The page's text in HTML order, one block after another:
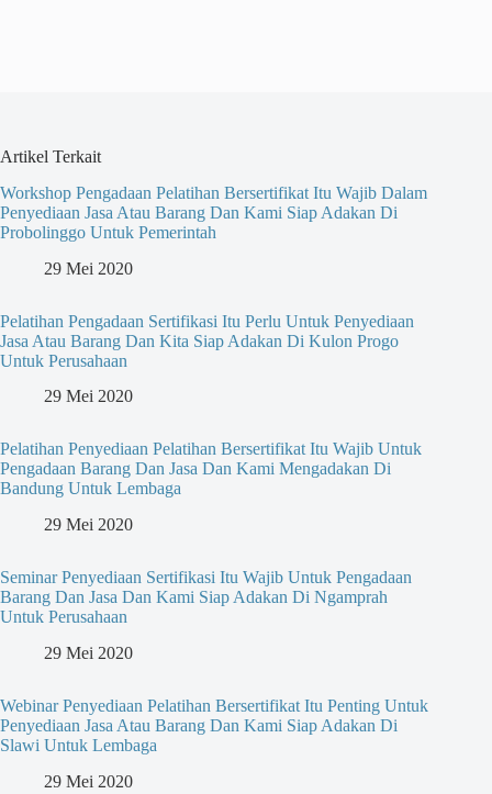
Artikel Terkait
Workshop Pengadaan Pelatihan Bersertifikat Itu Wajib Dalam
Penyediaan Jasa Atau Barang Dan Kami Siap Adakan Di
Probolinggo Untuk Pemerintah
29 Mei 2020
Pelatihan Pengadaan Sertifikasi Itu Perlu Untuk Penyediaan
Jasa Atau Barang Dan Kita Siap Adakan Di Kulon Progo
Untuk Perusahaan
29 Mei 2020
Pelatihan Penyediaan Pelatihan Bersertifikat Itu Wajib Untuk
Pengadaan Barang Dan Jasa Dan Kami Mengadakan Di
Bandung Untuk Lembaga
29 Mei 2020
Seminar Penyediaan Sertifikasi Itu Wajib Untuk Pengadaan
Barang Dan Jasa Dan Kami Siap Adakan Di Ngamprah
Untuk Perusahaan
29 Mei 2020
Webinar Penyediaan Pelatihan Bersertifikat Itu Penting Untuk
Penyediaan Jasa Atau Barang Dan Kami Siap Adakan Di
Slawi Untuk Lembaga
29 Mei 2020